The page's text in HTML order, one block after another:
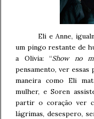
Eli e Anne,
um pingo restante de
a Olivia: “Show no
pensamento, ver
maneira como Eli
mulher, e Soren
partir o coração ver
lágrimas, desespero,